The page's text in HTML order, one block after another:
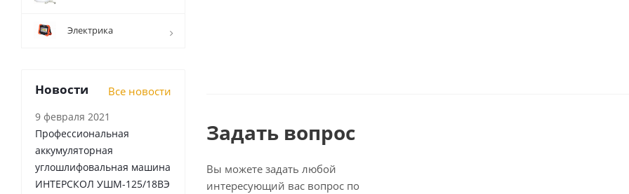
Задать вопрос
Вы можете задать любой
интересующий вас вопрос по
Электрика
Новости Все новости
9 февраля 2021
Профессиональная
аккумуляторная
углошлифовальная машина
ИНТЕРСКОЛ УШМ-125/18ВЭ